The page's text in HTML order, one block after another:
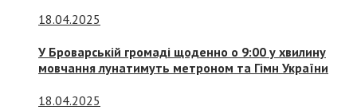
18.04.2025
У Броварській громаді щоденно о 9:00 у хвилину
мовчання лунатимуть метроном та Гімн України
18.04.2025